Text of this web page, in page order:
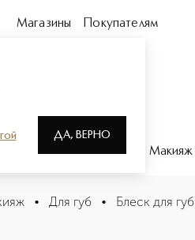
ДА, ВЕРНО
Магазины Покупателям
Парфюмерия Макияж
• Для губ • Блеск для губ